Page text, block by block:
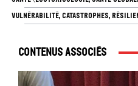
VULNÉRABILITÉ, CATASTROPHES,
Contenus associés